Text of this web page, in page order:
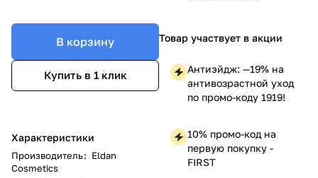
В корзину
Купить в 1 клик
Характеристики
Производитель: Eldan
Cosmetics
Товар участвует в акции
Антиэйдж: —19% на
антивозрастной уход
по промо-коду 1919!
10% промо-код на
первую покупку -
FIRST